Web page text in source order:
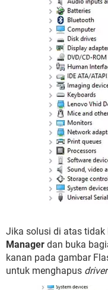
Jika solusi di atas tidak
Manager dan buka
kanan pada gambar
untuk menghapus driver